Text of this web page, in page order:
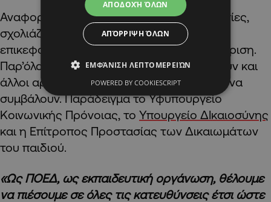
Αναφορικά με τις πολυεπίπεδες συνεργασίες,
σχολιάζει ότι το Υπουργείο Παιδείας είναι
επικεφαλής σε ότι αφορά αυτή την διαχείριση.
Παρ’όλα αυτα, η ΠΟΕΔ θεωρεί ότι υπάρχουν και
άλλοι αρμόδιοι φορείς οι οποίοι μπορούν να
συμβάλουν. Παράδειγμα το Υφυπουργείο
Κοινωνικής Πρόνοιας, το Υπουργείο ΔΙκαιοσύνης
και η Επίτροπος Προστασίας των Δικαιωμάτων
του παιδιού.
«Ως ΠΟΕΔ, ως εκπαιδευτική οργάνωση, θέλουμε
να πιέσουμε σε όλες τις κατευθύνσεις έτσι ώστε
ΑΠΟΔΟΧΉ ΌΛΩΝ
ΑΠΌΡΡΙΨΗ ΌΛΩΝ
ΕΜΦΆΝΙΣΗ ΛΕΠΤΟΜΕΡΕΙΏΝ
POWERED BY COOKIESCRIPT